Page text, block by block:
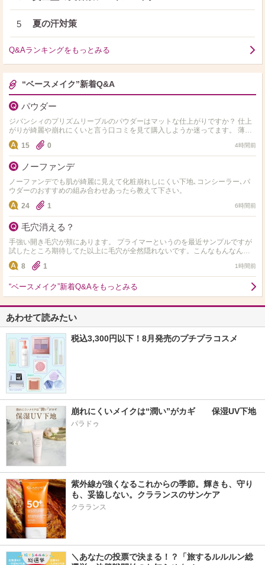
5 夏の汗対策
Q&Aランキングをもっとみる
“ベースメイク”新着Q&A
パウダー
ジバンシィのプリズムリーブルのパウダーはマットな仕上がりですか？ 仕上
がりが綺麗や崩れにくいと言う口コミを見て購入しようか迷ってます。 薄肌
の混合肌で適度なツヤがある仕上がりが好きです。他にお…
15 0 4時間前
ノーファンデ
ノーファンデでも肌が綺麗に見えて化粧崩れしにくい下地､コンシーラー､パ
ウダーのおすすめの組み合わせあったら教えて下さい。
24
1 6時間前
毛穴消える？
手強い開き毛穴が頬にあります。 プライマーというのを最近サンプルですが
試したところ期待してた以上に毛穴が全然隠れないです。こんなもんなんで
しょうか？ それともぬった瞬間から毛穴が消えて綺麗な仕…
8 1 1時間前
“ベースメイク”新着Q&Aをもっとみる
あわせて読みたい
税込3,300円以下！8月発売のプチプラコスメ
崩れにくいメイクは“潤い”がカギ　　保湿UV下地
パラドゥ
紫外線が強くなるこれからの季節。輝きも、守り
も、妥協しない。クラランスのサンケア
クラランス
＼あなたの投票で決まる！？「旅するルルルン総